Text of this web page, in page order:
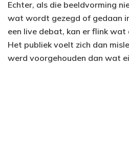
Echter, als die beeldvorming
wat wordt gezegd of gedaan
een live debat, kan er flink wat
Het publiek voelt zich dan
werd voorgehouden dan wat